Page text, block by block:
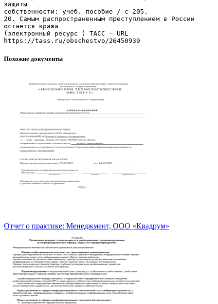
Похожие документы
Отчет о практике: Менеджмент, ООО «Квадрум»